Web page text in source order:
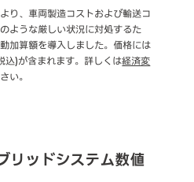
り、車両製造コストおよび輸送コ
ような厳しい状況に対処するた
加算額を導入しました。価格には
)が含まれます。詳しくは経済変
い。
ッドシステム数値